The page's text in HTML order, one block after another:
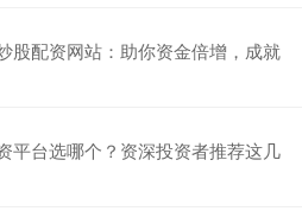
股配资网站：助你资金倍增，成就
平台选哪个？资深投资者推荐这几